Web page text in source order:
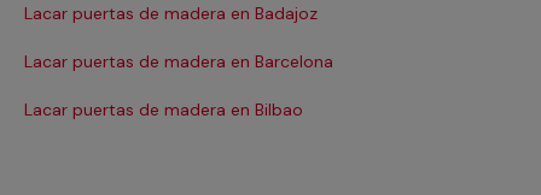
Lacar puertas de madera en Badajoz
Lacar puertas de madera en Barcelona
Lacar puertas de madera en Bilbao